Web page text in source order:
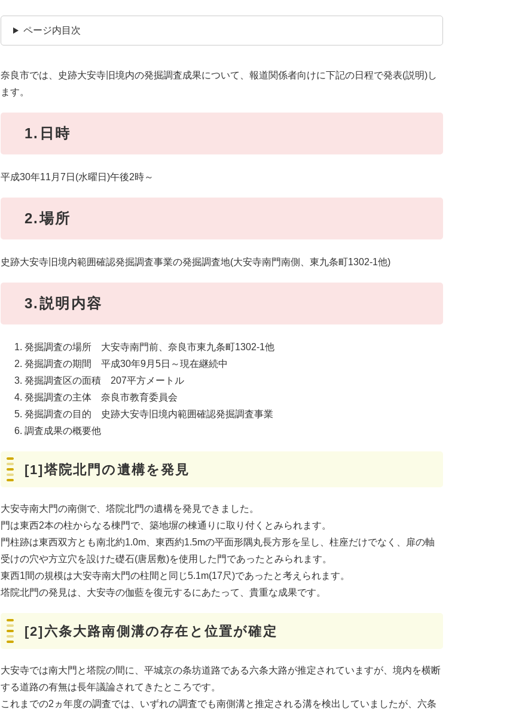
ページ内目次
奈良市では、史跡大安寺旧境内の発掘調査成果について、報道関係者向けに下記の日程で発表(説明)し
ます。
1.日時
平成30年11月7日(水曜日)午後2時～
2.場所
史跡大安寺旧境内範囲確認発掘調査事業の発掘調査地(大安寺南門南側、東九条町1302-1他)
3.説明内容
発掘調査の場所 大安寺南門前、奈良市東九条町1302-1他
発掘調査の期間 平成30年9月5日～現在継続中
発掘調査区の面積 207平方メートル
発掘調査の主体 奈良市教育委員会
発掘調査の目的 史跡大安寺旧境内範囲確認発掘調査事業
調査成果の概要他
[1]塔院北門の遺構を発見
大安寺南大門の南側で、塔院北門の遺構を発見できました。
門は東西2本の柱からなる棟門で、築地塀の棟通りに取り付くとみられます。
門柱跡は東西双方とも南北約1.0m、東西約1.5mの平面形隅丸長方形を呈し、柱座だけでなく、扉の軸
受けの穴や方立穴を設けた礎石(唐居敷)を使用した門であったとみられます。
東西1間の規模は大安寺南大門の柱間と同じ5.1m(17尺)であったと考えられます。
塔院北門の発見は、大安寺の伽藍を復元するにあたって、貴重な成果です。
[2]六条大路南側溝の存在と位置が確定
大安寺では南大門と塔院の間に、平城京の条坊道路である六条大路が推定されていますが、境内を横断
する道路の有無は長年議論されてきたところです。
これまでの2ヵ年度の調査では、いずれの調査でも南側溝と推定される溝を検出していましたが、六条